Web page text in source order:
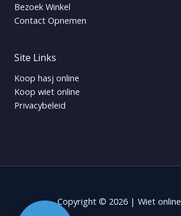
Bezoek Winkel
Contact Opnemen
Site Links
Koop hasj online
Koop wiet online
Privacybeleid
Copyright © 2026 | Wiet